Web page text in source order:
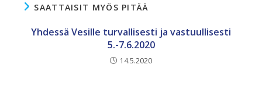
SAATTAISIT MYÖS PITÄÄ
Yhdessä Vesille turvallisesti ja vastuullisesti
5.-7.6.2020
14.5.2020